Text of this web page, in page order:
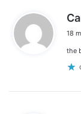
18
the